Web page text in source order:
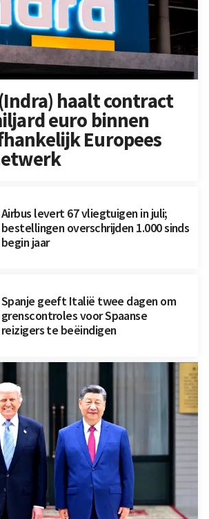
haalt contract
euro binnen
Europees
Airbus levert 67 vliegtuigen in juli;
bestellingen overschrijden 1.000 sinds
begin jaar
Spanje geeft Italië twee dagen om
grenscontroles voor Spaanse
reizigers te beëindigen